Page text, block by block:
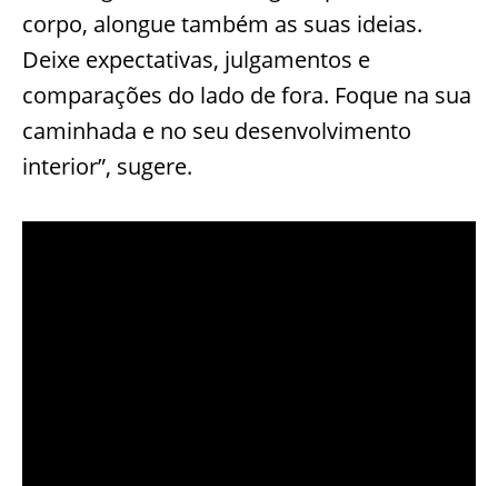
corpo, alongue também as suas ideias.
Deixe expectativas, julgamentos e
comparações do lado de fora. Foque na sua
caminhada e no seu desenvolvimento
interior”, sugere.